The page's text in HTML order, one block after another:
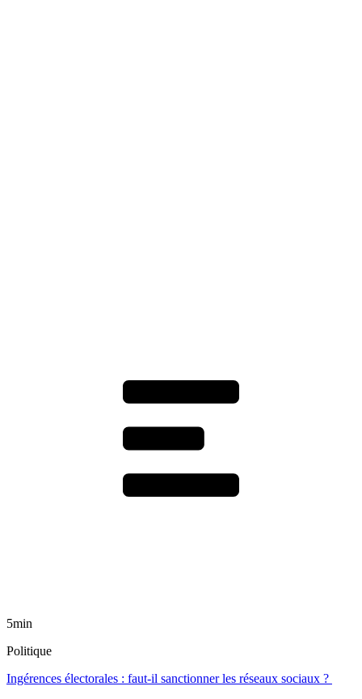
5min
Politique
Ingérences électorales : faut-il sanctionner les réseaux sociaux ?